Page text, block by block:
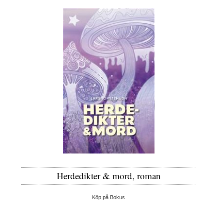
Herdedikter & mord, roman
Köp på Bokus